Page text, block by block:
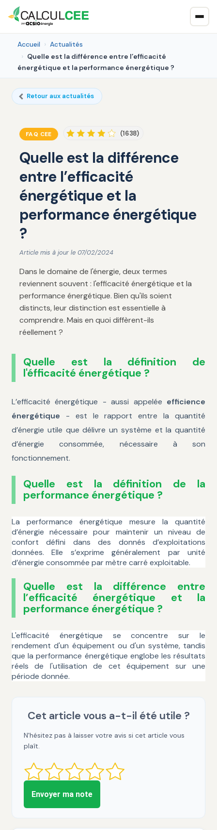
Accueil
Actualités
Quelle est la différence entre l’efficacité
énergétique et la performance énergétique ?
Retour aux actualités
FAQ CEE (1638)
Quelle est la différence
entre l’efficacité
énergétique et la
performance énergétique
?
Article mis à jour le 07/02/2024
Dans le domaine de l'énergie, deux termes
reviennent souvent : l'efficacité énergétique et la
performance énergétique. Bien qu'ils soient
distincts, leur distinction est essentielle à
comprendre. Mais en quoi diffèrent-ils
réellement ?
Quelle est la définition de
l'éfficacité énergétique ?
L’efficacité énergétique - aussi appelée efficience
énergétique - est le rapport entre la quantité
d’énergie utile que délivre un système et la quantité
d’énergie consommée, nécessaire à son
fonctionnement.
Quelle est la définition de la
performance énergétique ?
La performance énergétique mesure la quantité
d’énergie nécessaire pour maintenir un niveau de
confort défini dans des donnés d’exploitations
données. Elle s’exprime généralement par unité
d’énergie consommée par mètre carré exploitable.
Quelle est la différence entre
l’efficacité énergétique et la
performance énergétique ?
L'efficacité énergétique se concentre sur le
rendement d'un équipement ou d'un système, tandis
que la performance énergétique englobe les résultats
réels de l'utilisation de cet équipement sur une
période donnée.
Cet article vous a-t-il été utile ?
N'hésitez pas à laisser votre avis si cet article vous
plaît.
Envoyer ma note